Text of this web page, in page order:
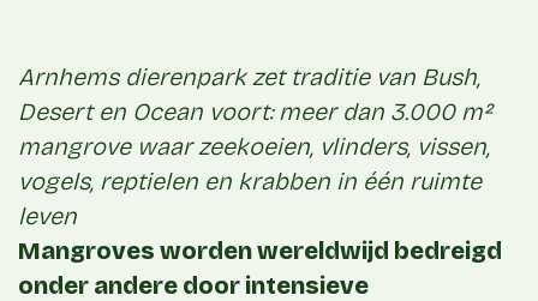
Arnhems dierenpark zet traditie van Bush,
Desert en Ocean voort: meer dan 3.000 m²
mangrove waar zeekoeien, vlinders, vissen,
vogels, reptielen en krabben in één ruimte
leven
Mangroves worden wereldwijd bedreigd
onder andere door intensieve